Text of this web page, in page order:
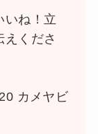
ね！立
えくださ
カメヤビ